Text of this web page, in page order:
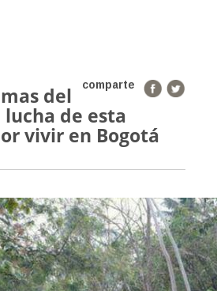
comparte
del
de esta
vivir en Bogotá